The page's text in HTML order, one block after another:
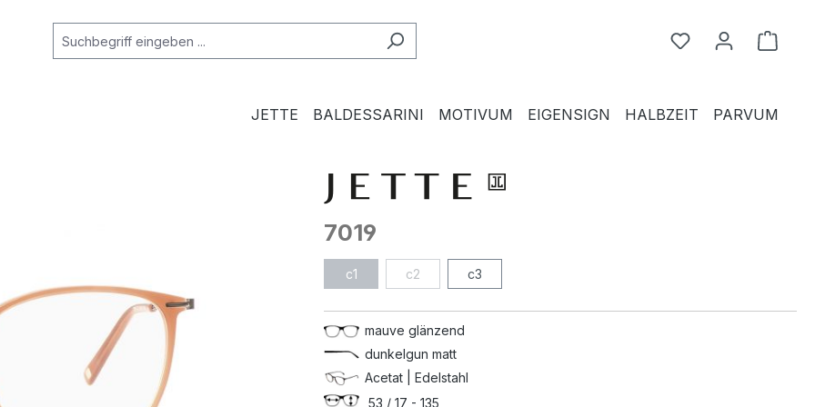
Du hast 0
JETTE BALDESSARINI MOTIVUM EIGENSIGN HALBZEIT PARVUM
7019
c1 c2 c3
mauve glänzend
dunkelgun matt
Acetat | Edelstahl
53 / 17 - 135